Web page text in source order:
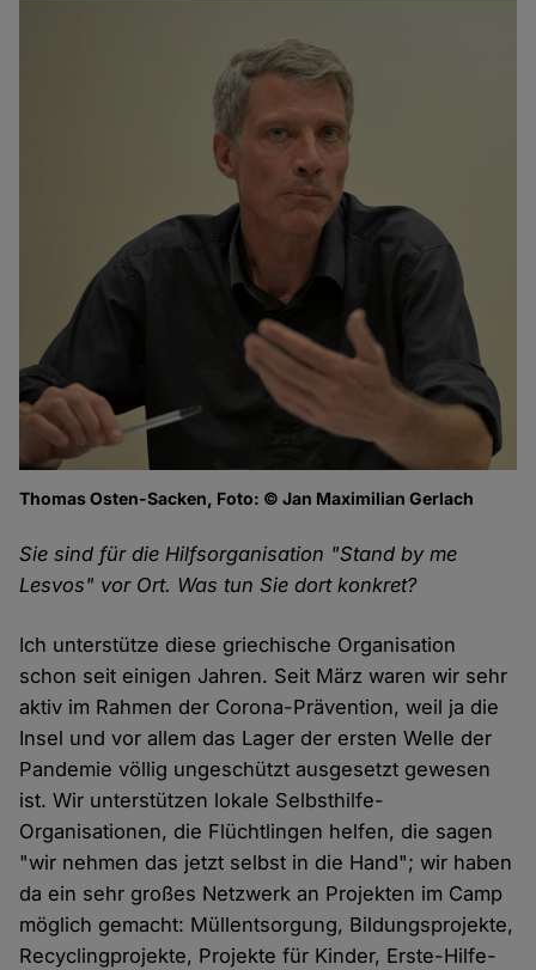
Thomas Osten-Sacken, Foto: © Jan Maximilian Gerlach
Sie sind für die Hilfsorganisation "Stand by me
Lesvos" vor Ort. Was tun Sie dort konkret?
Ich unterstütze diese griechische Organisation
schon seit einigen Jahren. Seit März waren wir sehr
aktiv im Rahmen der Corona-Prävention, weil ja die
Insel und vor allem das Lager der ersten Welle der
Pandemie völlig ungeschützt ausgesetzt gewesen
ist. Wir unterstützen lokale Selbsthilfe-
Organisationen, die Flüchtlingen helfen, die sagen
"wir nehmen das jetzt selbst in die Hand"; wir haben
da ein sehr großes Netzwerk an Projekten im Camp
möglich gemacht: Müllentsorgung, Bildungsprojekte,
Recyclingprojekte, Projekte für Kinder, Erste-Hilfe-